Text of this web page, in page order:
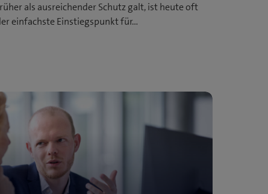
als ausreichender Schutz galt, ist heute oft
einfachste Einstiegspunkt für…